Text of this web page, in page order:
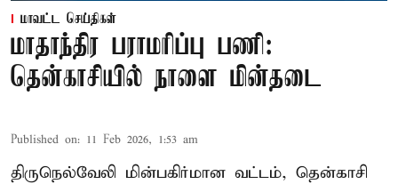
மாவட்ட செய்திகள்
மாதாந்திர பராமரிப்பு பணி:
தென்காசியில் நாளை மின்தடை
Published on: 11 Feb 2026, 1:53 am
திருநெல்வேலி மின்பகிர்மான வட்டம், தென்காசி